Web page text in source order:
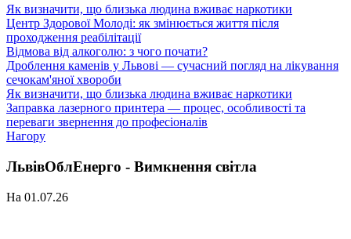
Як визначити, що близька людина вживає наркотики
Центр Здорової Молоді: як змінюється життя після
проходження реабілітації
Відмова від алкоголю: з чого почати?
Дроблення каменів у Львові — сучасний погляд на лікування
сечокам'яної хвороби
Як визначити, що близька людина вживає наркотики
Заправка лазерного принтера — процес, особливості та
переваги звернення до професіоналів
Нагору
ЛьвівОблЕнерго - Вимкнення світла
На 01.07.26